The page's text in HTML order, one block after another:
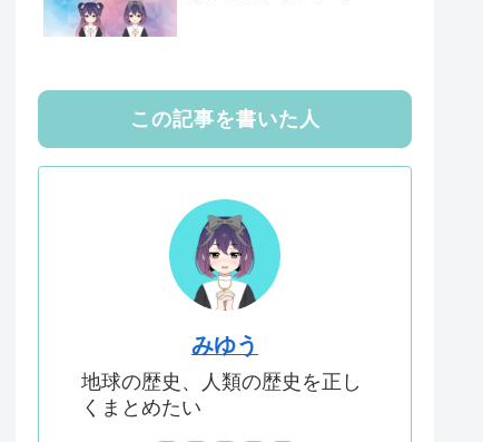
この記事を書いた人
みゆう
地球の歴史、人類の歴史を正し
くまとめたい